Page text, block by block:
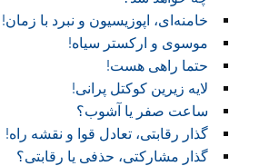
خامنه‌ای، اپوزیسیون و نبرد با زمان!
موسوی و ارکستر سیاه!
حتما راهی هست!
لایه زیرین کوکتل پرانی!
ساعت صفر یا آشوب؟
گذار رقابتی، تعادل قوا و نقشه راه!‏
گذار مشارکتی، حذفی یا رقابتی؟